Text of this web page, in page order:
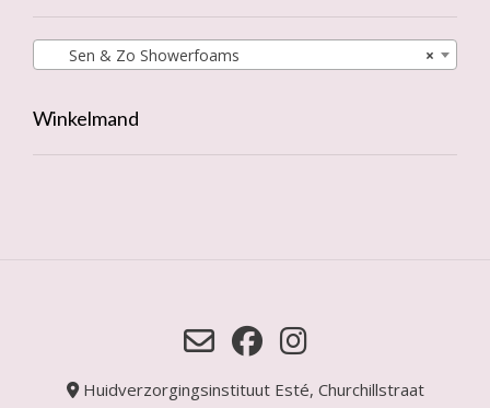
×
Sen & Zo Showerfoams
Winkelmand
Huidverzorgingsinstituut Esté, Churchillstraat